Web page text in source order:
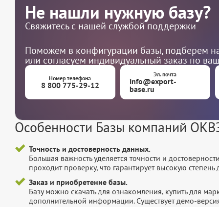
Не нашли нужную базу?
Свяжитесь с нашей службой поддержки
Поможем в конфигурации базы, подберем
или согласуем индивидуальный заказ по
Номер телефона
8 800 775-29-12
Эл. почта
info@export-
base.ru
Особенности Базы компаний
Точность и достоверность данных.
Большая важность уделяется точности и
проходит проверку, что гарантирует высокую
Заказ и приобретение базы.
Базу можно скачать для ознакомления, купить для
дополнительной информации. Существует демо-